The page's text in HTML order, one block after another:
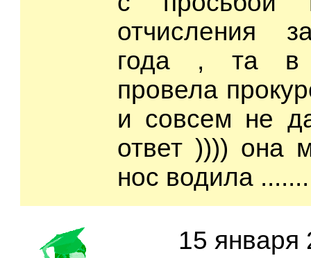
отчисления
года , та в
провела
и совсем не
ответ )))) она
нос водила
15 января